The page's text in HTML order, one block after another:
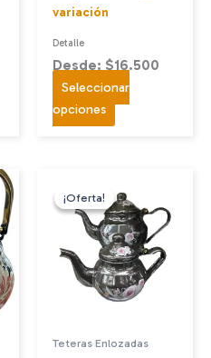
variación
Detalle
Desde: $16.500
Seleccionar
opciones Este
producto
variantes.
Las
opciones
se
pueden
elegir
la
¡Oferta!
¡Oferta!
Teteras Enlozadas